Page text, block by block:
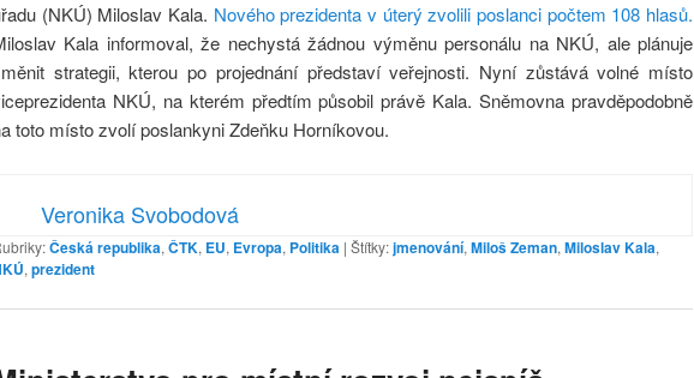
(NKÚ) Miloslav Kala. Nového prezidenta v úterý zvolili poslanci počtem 108 hlasů.
Kala informoval, že nechystá žádnou výměnu personálu na NKÚ, ale plánuje
strategii, kterou po projednání představí veřejnosti. Nyní zůstává volné místo
NKÚ, na kterém předtím působil právě Kala. Sněmovna pravděpodobně
toto místo zvolí poslankyni Zdeňku Horníkovou.
Veronika Svobodová
Česká republika, ČTK, EU, Evropa, Politika | Štítky:jmenování, Miloš Zeman, Miloslav Kala,
, prezident